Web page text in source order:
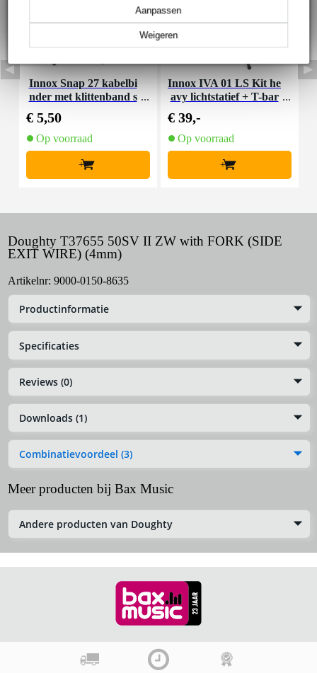
Weigeren
Aanpassen
Innox Snap 27 kabelbi
nder met klittenband s
€ 5,50
Op voorraad
+
Innox IVA 01 LS Kit he
avy lichtstatief + T-bar
€ 39,-
Op voorraad
+
Doughty T37655 50SV II ZW with FORK (SIDE
EXIT WIRE) (4mm)
Artikelnr: 9000-0150-8635
Productinformatie
Specificaties
Reviews (0)
Downloads (1)
Combinatievoordeel (3)
Meer producten bij Bax Music
Andere producten van Doughty